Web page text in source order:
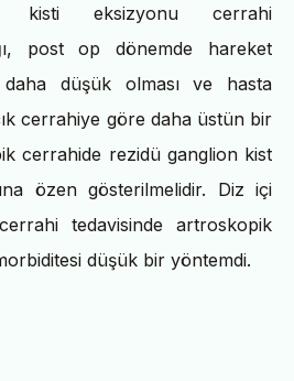
kisti eksizyonu cerrahi
post op dönemde hareket
daha düşük olması ve hasta
cerrahiye göre daha üstün bir
cerrahide rezidü ganglion kist
özen gösterilmelidir. Diz içi
tedavisinde artroskopik
düşük bir yöntemdi.